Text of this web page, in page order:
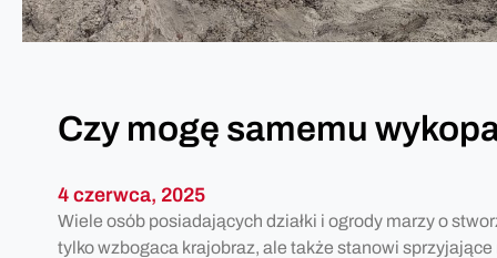
Czy mogę samemu
4 czerwca, 2025
Wiele osób posiadających działki i ogrody marzy o
tylko wzbogaca krajobraz, ale także stanowi